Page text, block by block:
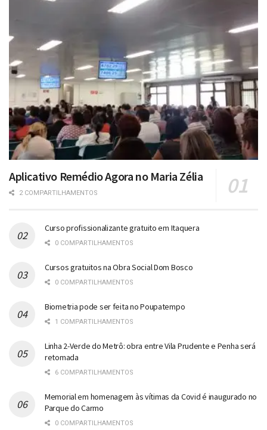
Aplicativo Remédio Agora no Maria Zélia
2 COMPARTILHAMENTOS
Curso profissionalizante gratuito em Itaquera
0 COMPARTILHAMENTOS
Cursos gratuitos na Obra Social Dom Bosco
0 COMPARTILHAMENTOS
Biometria pode ser feita no Poupatempo
1 COMPARTILHAMENTOS
Linha 2-Verde do Metrô: obra entre Vila Prudente e Penha será
retomada
6 COMPARTILHAMENTOS
Memorial em homenagem às vítimas da Covid é inaugurado no
Parque do Carmo
0 COMPARTILHAMENTOS